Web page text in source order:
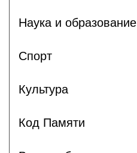
Наука и образование
Спорт
Культура
Код Памяти